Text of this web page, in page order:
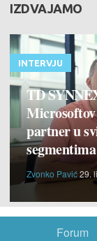
IZDVAJAMO
INTERVJU
TD
partner u
Zvonko Pavić29.
Forum